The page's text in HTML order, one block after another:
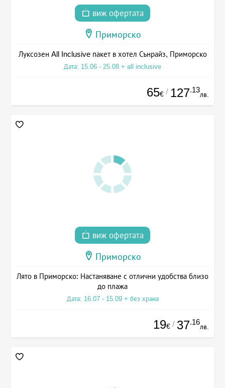
виж офертата
Приморско
Луксозен All Inclusive пакет в хотел Сънрайз, Приморско
Дата: 15.06 - 25.08 + all inclusive
65€ / 127.13
лв.
виж офертата
Приморско
Лято в Приморско: Настаняване с отлични удобства близо
до плажа
Дата: 16.07 - 15.09 + без храна
19€ / 37.16
лв.